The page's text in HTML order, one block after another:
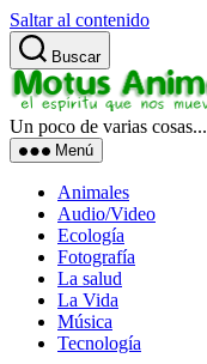
Saltar al contenido
Buscar
Un poco de varias cosas...
Menú
Animales
Audio/Video
Ecología
Fotografía
La salud
La Vida
Música
Tecnología